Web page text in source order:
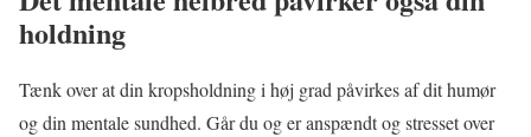
holdning
Tænk over at din kropsholdning i høj grad påvirkes af dit humør
og din mentale sundhed. Går du og er anspændt og stresset over